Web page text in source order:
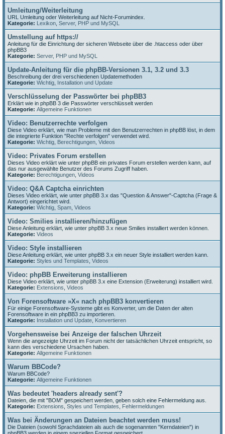
Umleitung/Weiterleitung
URL Umleitung oder Weiterleitung auf Nicht-Forumindex.
Kategorie: Lexikon Server, PHP und MySQL
Umstellung auf https://
Anleitung für die Einrichtung der sicheren Webseite über die .htaccess oder über
phpBB3
Kategorie: Server, PHP und MySQL
Update-Anleitung für die phpBB-Versionen 3.1, 3.2 und 3.3
Beschreibung der drei verschiedenen Updatemethoden
Kategorie: Wichtig Installation und Update
Verschlüsselung der Passwörter bei phpBB3
Erklärt wie in phpBB 3 die Passwörter verschlüsselt werden
Kategorie: Allgemeine Funktionen
Video: Benutzerrechte verfolgen
Diese Video erklärt, wie man Probleme mit den Benutzerrechten in phpBB löst, in dem
die integrierte Funktion "Rechte verfolgen" verwendet wird.
Kategorie: Wichtig Berechtigungen Videos
Video: Privates Forum erstellen
Dieses Video erklärt wie unter phpBB ein privates Forum erstellen werden kann, auf
das nur ausgewählte Benutzer des Forums Zugriff haben.
Kategorie: Berechtigungen Videos
Video: Q&A Captcha einrichten
Dieses Video erklärt, wie unter phpBB 3.x das "Question & Answer"-Captcha (Frage &
Antwort) eingerichtet wird.
Kategorie: Wichtig Spam Videos
Video: Smilies installieren/hinzufügen
Diese Anleitung erklärt, wie unter phpBB 3.x neue Smilies installiert werden können.
Kategorie: Videos
Video: Style installieren
Diese Anleitung erklärt, wie unter phpBB 3.x ein neuer Style installiert werden kann.
Kategorie: Styles und Templates Videos
Video: phpBB Erweiterung installieren
Diese Video erklärt, wie unter phpBB 3.x eine Extension (Erweiterung) installiert wird.
Kategorie: Extensions Videos
Von Forensoftware »X« nach phpBB3 konvertieren
Für einige Forensoftware-Systeme gibt es Konverter, um die Daten der alten
Forensoftware in ein phpBB3 zu importieren.
Kategorie: Installation und Update Konvertieren
Vorgehensweise bei Anzeige der falschen Uhrzeit
Wenn die angezeigte Uhrzeit im Forum nicht der tatsächlichen Uhrzeit entspricht, so
kann dies verschiedene Ursachen haben.
Kategorie: Allgemeine Funktionen
Warum BBCode?
Warum BBCode?
Kategorie: Allgemeine Funktionen
Was bedeutet 'headers already sent'?
Dateien, die mit "BOM" gespeichert werden, geben solch eine Fehlermeldung aus.
Kategorie: Extensions Styles und Templates Fehlermeldungen
Was bei Änderungen an Dateien beachtet werden muss!
Die Dateien (sowohl Sprachdateien als auch die sogenannten "Kerndateien") in